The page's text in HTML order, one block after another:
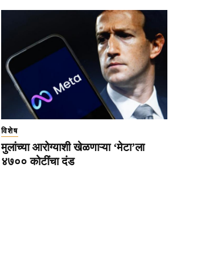
विशेष
मुलांच्या आरोग्याशी खेळणाऱ्या ‘मेटा’ला
४७०० कोटींचा दंड